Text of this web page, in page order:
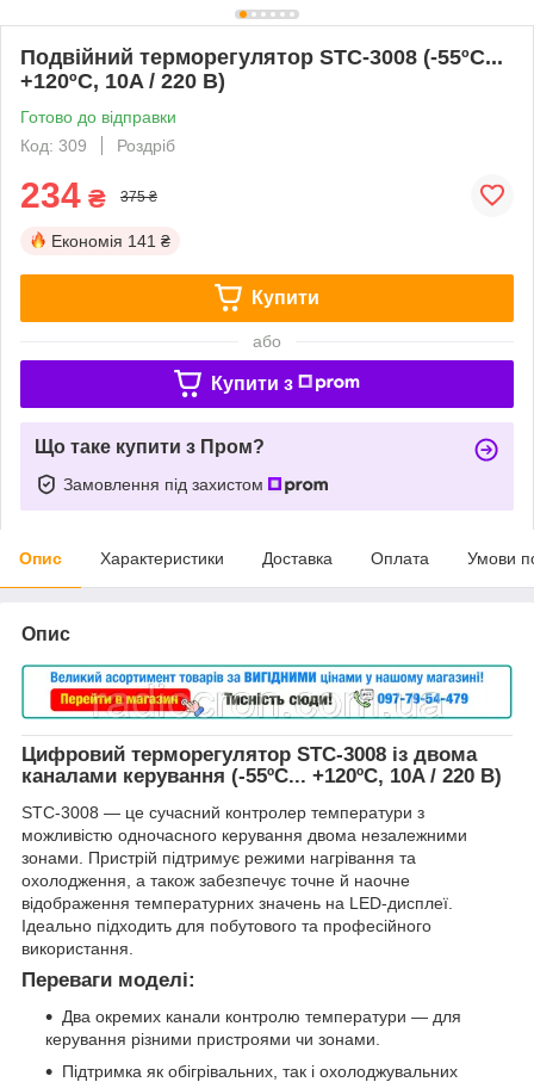
Подвійний терморегулятор STC-3008 (-55ºC...
+120ºC, 10A / 220 В)
Готово до відправки
Код: 309
Роздріб
234 ₴ 375 ₴
Економія 141 ₴
Купити
або
Купити з
Що таке купити з Пром?
Замовлення під захистом
Опис Характеристики Доставка Оплата Умови
Опис
Цифровий терморегулятор STC-3008 із двома
каналами керування (-55ºC... +120ºC, 10A / 220 В)
STC-3008 — це сучасний контролер температури з
можливістю одночасного керування двома незалежними
зонами. Пристрій підтримує режими нагрівання та
охолодження, а також забезпечує точне й наочне
відображення температурних значень на LED-дисплеї.
Ідеально підходить для побутового та професійного
використання.
Переваги моделі:
Два окремих канали контролю температури — для
керування різними пристроями чи зонами.
Підтримка як обігрівальних, так і охолоджувальних